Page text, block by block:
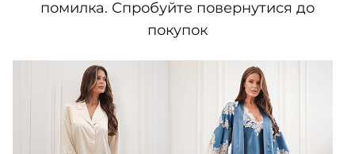
помилка. Спробуйте повернутися до
покупок